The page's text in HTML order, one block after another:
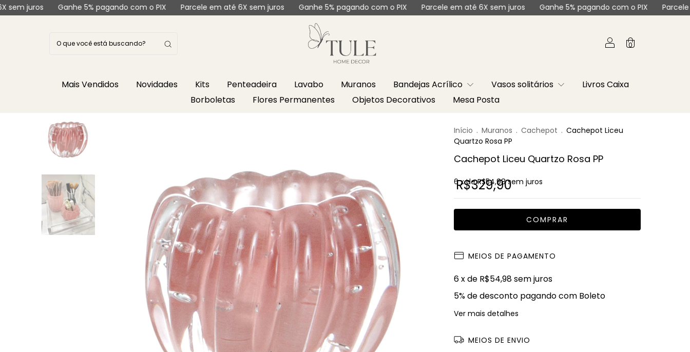
Ganhe 5% pagando com o PIX Parcele em até 6X sem juros Ganhe 5% pagando com o PIX Parcele em até 6X sem juros Ganhe 5% pagando com o PIX Parcele em até
0
Mais Vendidos Novidades Kits Penteadeira Lavabo Muranos Bandejas Acrílico Vasos solitários
Livros Caixa
Borboletas
Flores Permanentes Objetos Decorativos Mesa Posta
Início . Muranos . Cachepot . Cachepot Liceu
Quartzo Rosa PP
Cachepot Liceu Quartzo Rosa PP
R$329,90
6 x deR$54,98 sem juros
MEIOS DE PAGAMENTO
6x de R$54,98sem juros
5% de desconto pagando com Boleto
Ver mais detalhes
MEIOS DE ENVIO